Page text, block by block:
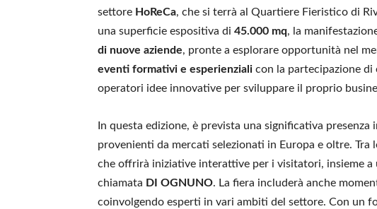
settore HoReCa, che si terrà al Quartiere Fieristico di
una superficie espositiva di 45.000 mq, la
di nuove aziende, pronte a esplorare opportunità nel
eventi formativi e esperienziali con la partecipazione
operatori idee innovative per sviluppare il proprio
In questa edizione, è prevista una significativa
provenienti da mercati selezionati in Europa e oltre. Tra
che offrirà iniziative interattive per i visitatori, insieme
chiamata DI OGNUNO. La fiera includerà anche
coinvolgendo esperti in vari ambiti del settore. Con un